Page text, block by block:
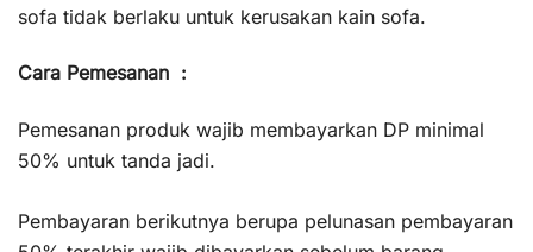
sofa tidak berlaku untuk kerusakan kain sofa.
Cara Pemesanan :
Pemesanan produk wajib membayarkan DP minimal
50% untuk tanda jadi.
Pembayaran berikutnya berupa pelunasan pembayaran